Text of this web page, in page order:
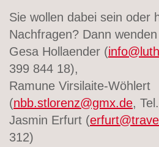
Sie wollen dabei sein oder
Nachfragen? Dann
Gesa Hollaender (
399 844 18),
Ramune Virsilaite-Wöhlert
(nbb.stlorenz@gmx.de,
Jasmin Erfurt (
312)